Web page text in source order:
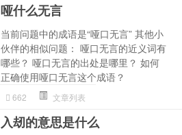
哑什么无言
当前问题中的成语是“哑口无言” 其他小
伙伴的相似问题： 哑口无言的近义词有
哪些？ 哑口无言的出处是哪里？ 如何
正确使用哑口无言这个成语？
662 文章列表
入刼的意思是什么